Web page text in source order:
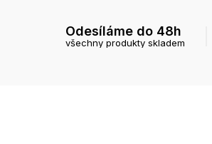
Odesíláme do 48h
všechny produkty skladem